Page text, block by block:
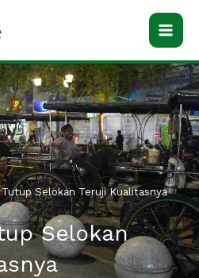
Selokan Teruji Kualitasnya
Selokan